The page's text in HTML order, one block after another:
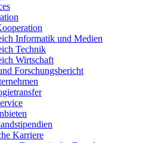
Informatik und Medien
Technik
Wirtschaft
Forschungsbericht
Karriere